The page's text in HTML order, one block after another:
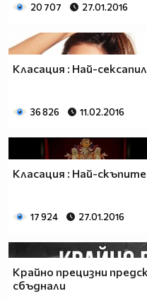
20 707 27.01.2016
Класация : Най-
36 826 11.02.2016
Класация : Най-
17 924 27.01.2016
Крайно прецизни
сбъднали